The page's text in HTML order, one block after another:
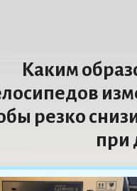
Каким
резко
при